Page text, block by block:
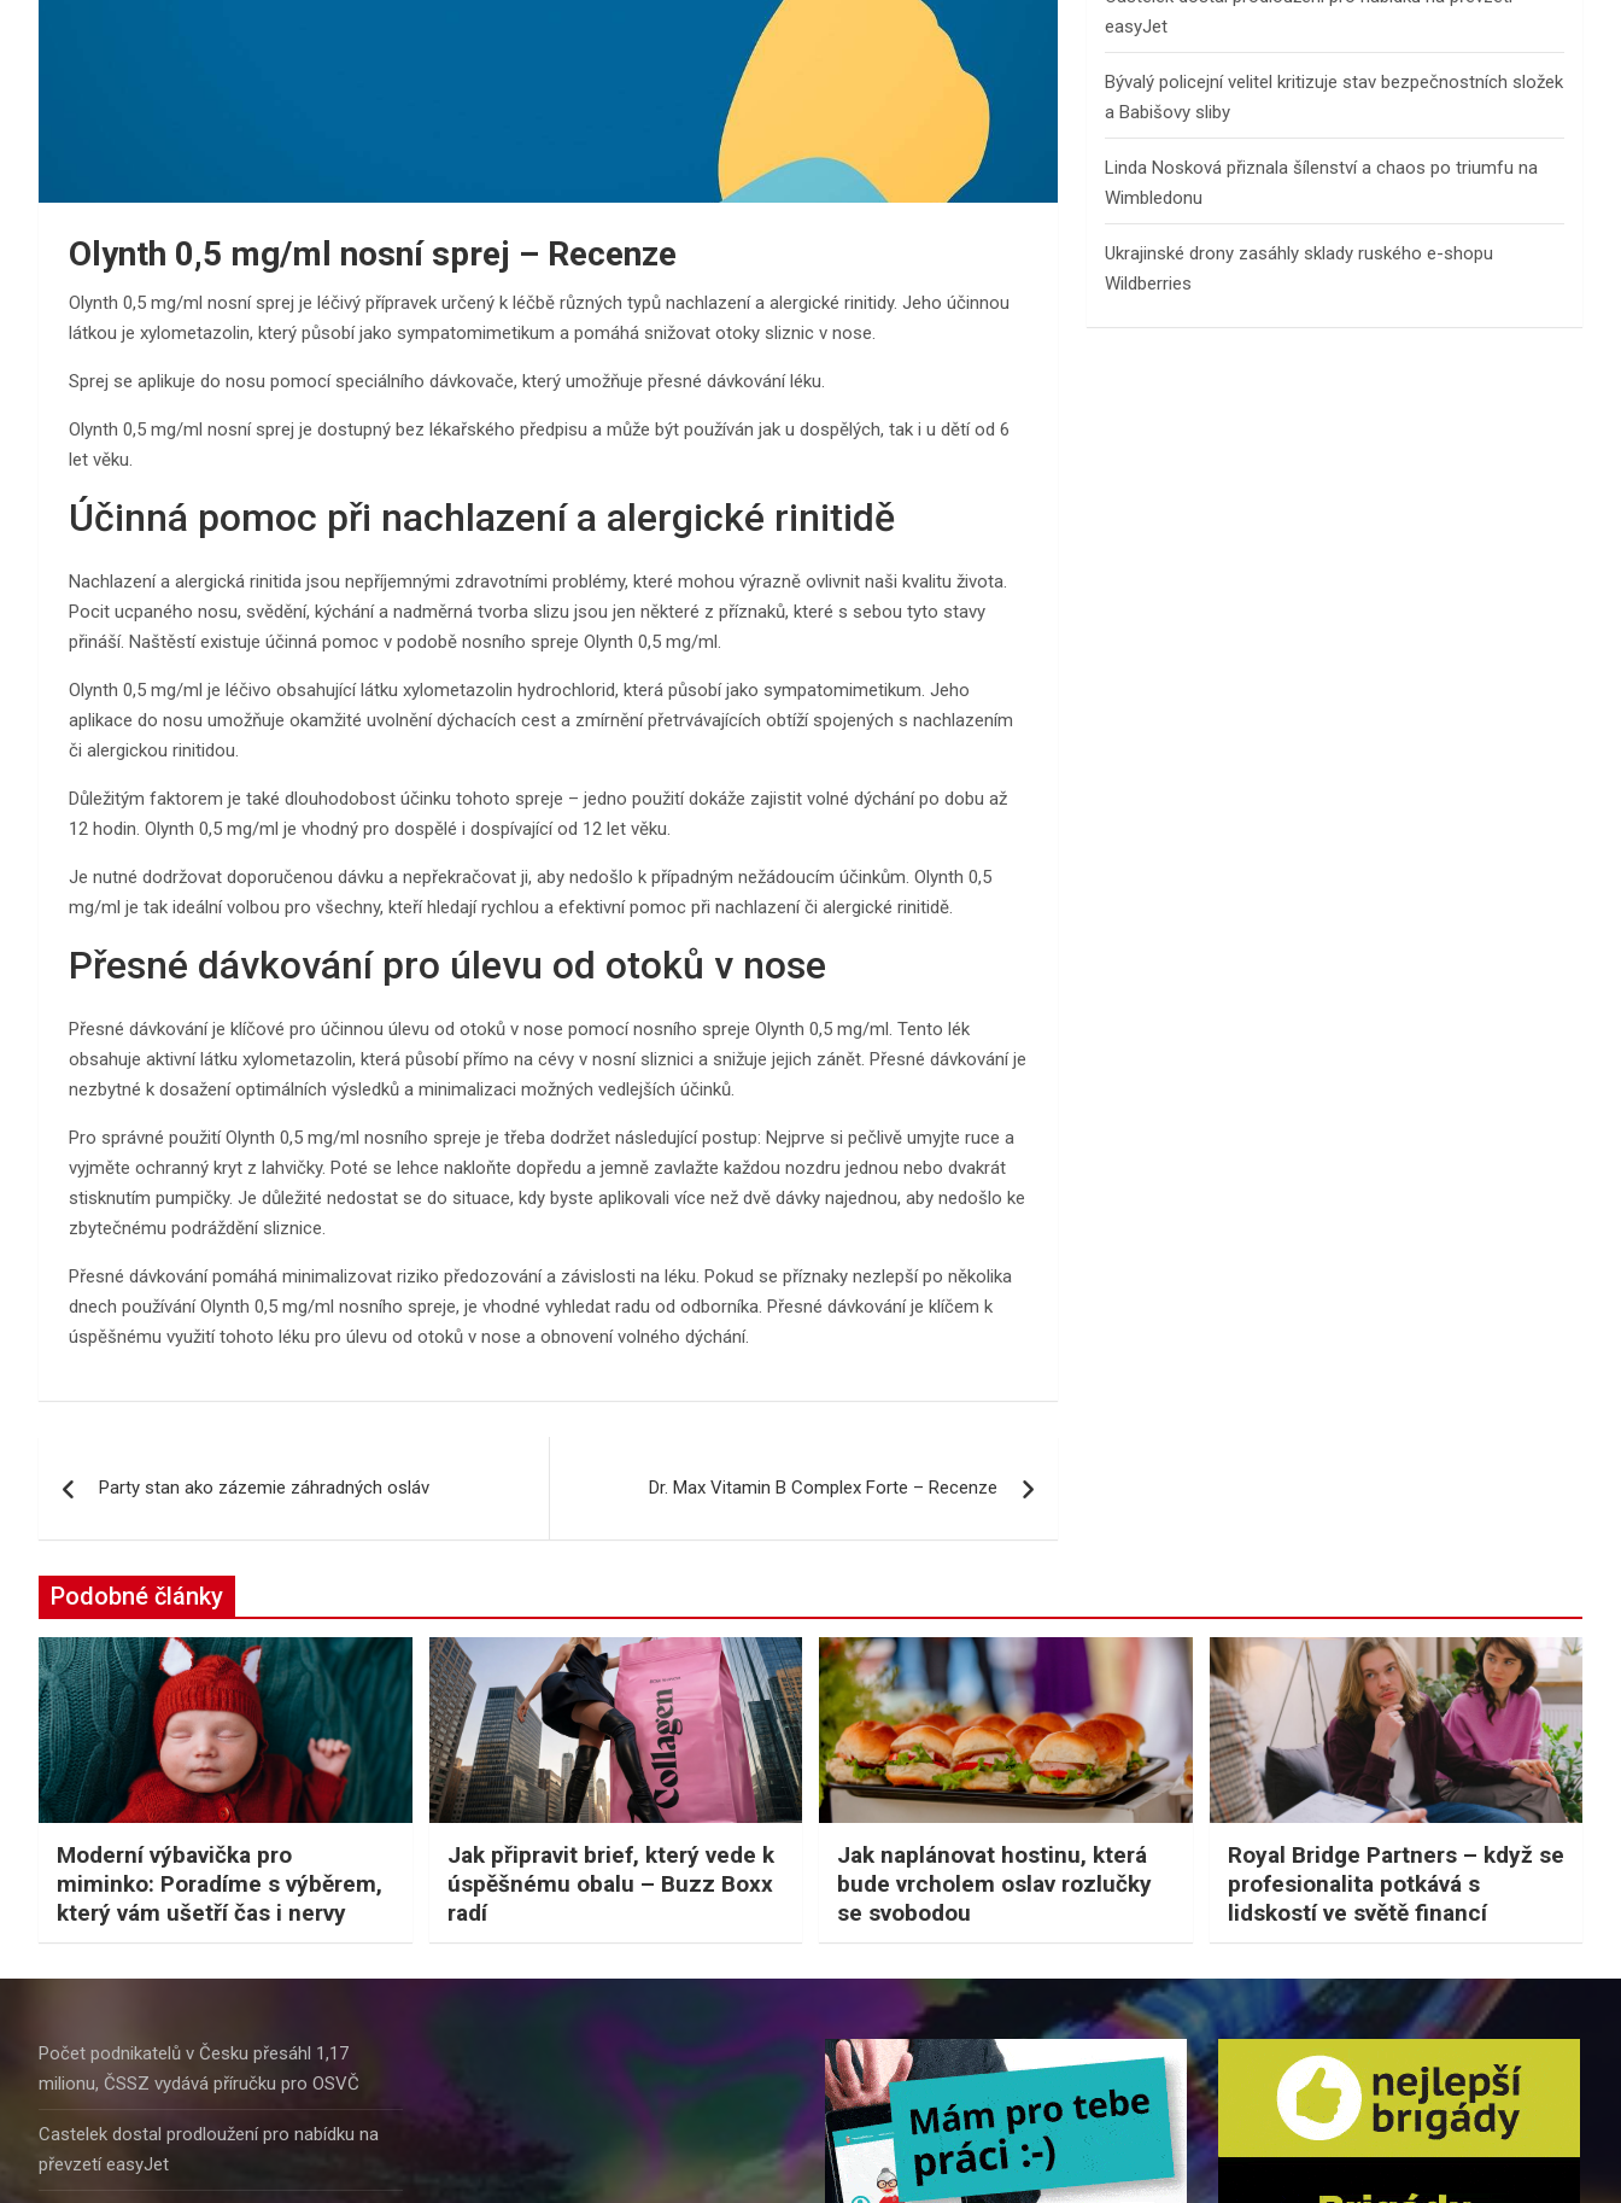
Olynth 0,5 mg/ml nosní sprej – Recenze
Olynth 0,5 mg/ml nosní sprej je léčivý přípravek určený k léčbě různých typů nachlazení a alergické rinitidy. Jeho účinnou
látkou je xylometazolin, který působí jako sympatomimetikum a pomáhá snižovat otoky sliznic v nose.
Sprej se aplikuje do nosu pomocí speciálního dávkovače, který umožňuje přesné dávkování léku.
Olynth 0,5 mg/ml nosní sprej je dostupný bez lékařského předpisu a může být používán jak u dospělých, tak i u dětí od 6
let věku.
Účinná pomoc při nachlazení a alergické rinitidě
Nachlazení a alergická rinitida jsou nepříjemnými zdravotními problémy, které mohou výrazně ovlivnit naši kvalitu života.
Pocit ucpaného nosu, svědění, kýchání a nadměrná tvorba slizu jsou jen některé z příznaků, které s sebou tyto stavy
přináší. Naštěstí existuje účinná pomoc v podobě nosního spreje Olynth 0,5 mg/ml.
Olynth 0,5 mg/ml je léčivo obsahující látku xylometazolin hydrochlorid, která působí jako sympatomimetikum. Jeho
aplikace do nosu umožňuje okamžité uvolnění dýchacích cest a zmírnění přetrvávajících obtíží spojených s nachlazením
či alergickou rinitidou.
Důležitým faktorem je také dlouhodobost účinku tohoto spreje – jedno použití dokáže zajistit volné dýchání po dobu až
12 hodin. Olynth 0,5 mg/ml je vhodný pro dospělé i dospívající od 12 let věku.
Je nutné dodržovat doporučenou dávku a nepřekračovat ji, aby nedošlo k případným nežádoucím účinkům. Olynth 0,5
mg/ml je tak ideální volbou pro všechny, kteří hledají rychlou a efektivní pomoc při nachlazení či alergické rinitidě.
Přesné dávkování pro úlevu od otoků v nose
Přesné dávkování je klíčové pro účinnou úlevu od otoků v nose pomocí nosního spreje Olynth 0,5 mg/ml. Tento lék
obsahuje aktivní látku xylometazolin, která působí přímo na cévy v nosní sliznici a snižuje jejich zánět. Přesné dávkování je
nezbytné k dosažení optimálních výsledků a minimalizaci možných vedlejších účinků.
Pro správné použití Olynth 0,5 mg/ml nosního spreje je třeba dodržet následující postup: Nejprve si pečlivě umyjte ruce a
vyjměte ochranný kryt z lahvičky. Poté se lehce nakloňte dopředu a jemně zavlažte každou nozdru jednou nebo dvakrát
stisknutím pumpičky. Je důležité nedostat se do situace, kdy byste aplikovali více než dvě dávky najednou, aby nedošlo ke
zbytečnému podráždění sliznice.
Přesné dávkování pomáhá minimalizovat riziko předozování a závislosti na léku. Pokud se příznaky nezlepší po několika
dnech používání Olynth 0,5 mg/ml nosního spreje, je vhodné vyhledat radu od odborníka. Přesné dávkování je klíčem k
úspěšnému využití tohoto léku pro úlevu od otoků v nose a obnovení volného dýchání.
pro
Party stan ako zázemie záhradných osláv Dr. Max Vitamin B Complex Forte – Recenze
easyJet
Bývalý policejní velitel kritizuje stav bezpečnostních složek
a Babišovy sliby
Linda Nosková přiznala šílenství a chaos po triumfu na
Wimbledonu
Ukrajinské drony zasáhly sklady ruského e-shopu
Wildberries
Podobné články
Moderní výbavička pro
miminko: Poradíme s výběrem,
který vám ušetří čas i nervy
Jak připravit brief, který vede k
úspěšnému obalu – Buzz Boxx
radí
Jak naplánovat hostinu, která
bude vrcholem oslav rozlučky
se svobodou
Royal Bridge Partners – když se
profesionalita potkává s
lidskostí ve světě financí
Počet podnikatelů v Česku přesáhl 1,17
milionu, ČSSZ vydává příručku pro OSVČ
Castelek dostal prodloužení pro nabídku na
převzetí easyJet